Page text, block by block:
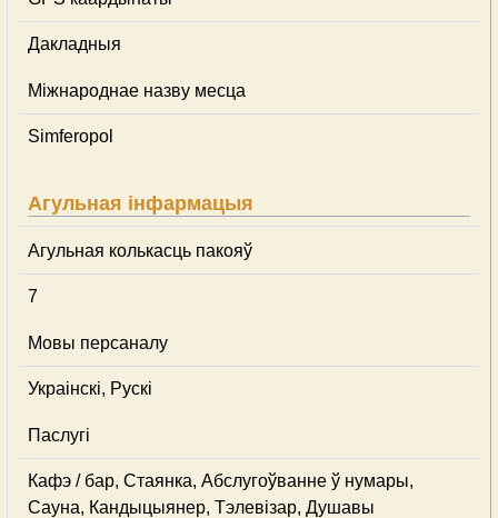
Дакладныя
Міжнароднае назву месца
Simferopol
Агульная інфармацыя
Агульная колькасць пакояў
7
Мовы персаналу
Украінскі, Рускі
Паслугі
Кафэ / бар, Стаянка, Абслугоўванне ў нумары,
Сауна, Кандыцыянер, Тэлевізар, Душавы